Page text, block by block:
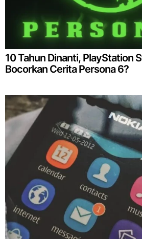
10 Tahun Dinanti, PlayStation
Bocorkan Cerita Persona 6?